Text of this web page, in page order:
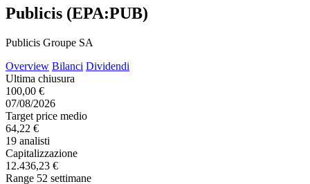
Publicis (EPA:PUB)
Publicis Groupe SA
Overview Bilanci Dividendi
Ultima chiusura
100,00 €
07/08/2026
Target price medio
64,22 €
19 analisti
Capitalizzazione
12.436,23 €
Range 52 settimane